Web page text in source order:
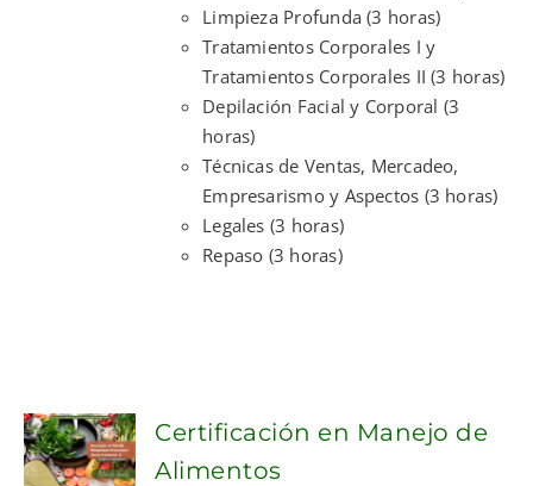
Limpieza Profunda (3 horas)
Tratamientos Corporales I y
Tratamientos Corporales II (3 horas)
Depilación Facial y Corporal (3
horas)
Técnicas de Ventas, Mercadeo,
Empresarismo y Aspectos (3 horas)
Legales (3 horas)
Repaso (3 horas)
ADD TO
CART
Certificación en Manejo de
Alimentos